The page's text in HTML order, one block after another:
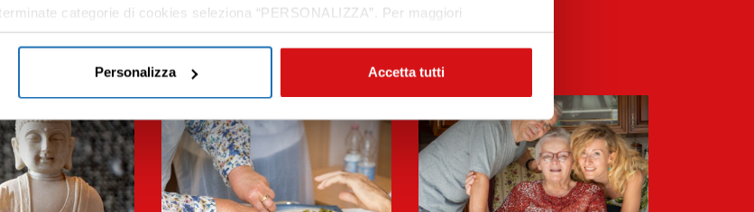
categorie di cookies seleziona “PERSONALIZZA”. Per maggiori
vai alla nostracookie policy.
Personalizza Accetta tutti